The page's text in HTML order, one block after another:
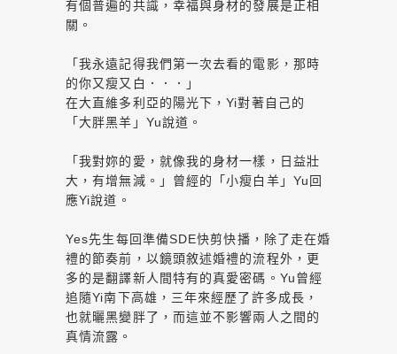
有個普遍的共識，幸福與身材的發展是正相
關。
「我永遠記得我們第一次去看的電影，那時
的你又瘦又白．．．」
在大直維多利亞的陽光下，Yi對著自己的
「大胖黑羊」Yu說道。
「我對妳的愛，就像我的身材一樣，日益壯
大，有增無減。」曾經的「小瘦白羊」Yu回
應Yi說道。
Yes先生每回準備SDE快剪快播，除了走在婚
禮的節奏前，以鏡頭敘述婚禮的流程外，更
多的是翻譯新人間特有的真愛密碼。Yu曾經
追隨Yi南下高雄，三年來經歷了許多成長，
也就曬黑變胖了，而這並不影響兩人之間的
真情流露。